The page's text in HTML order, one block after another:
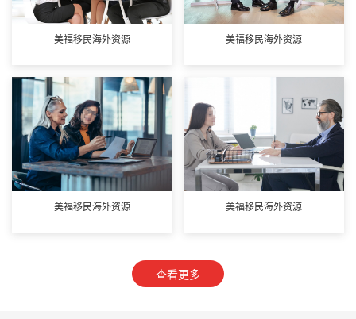
美福移民海外资源 美福移民海外资源
美福移民海外资源 美福移民海外资源
查看更多